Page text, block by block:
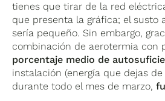
tienes que tirar de la red
que presenta la gráfica; el susto
sería pequeño. Sin embargo,
combinación de aerotermia con
porcentaje medio de
instalación (energía que dejas
durante todo el mes de marzo,